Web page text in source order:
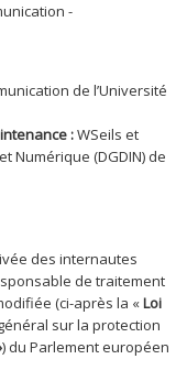
-
de l’Université
:WSeils et
Numérique (DGDIN) de
des internautes
de traitement
(ci-après la «Loi
sur la protection
) du Parlement européen